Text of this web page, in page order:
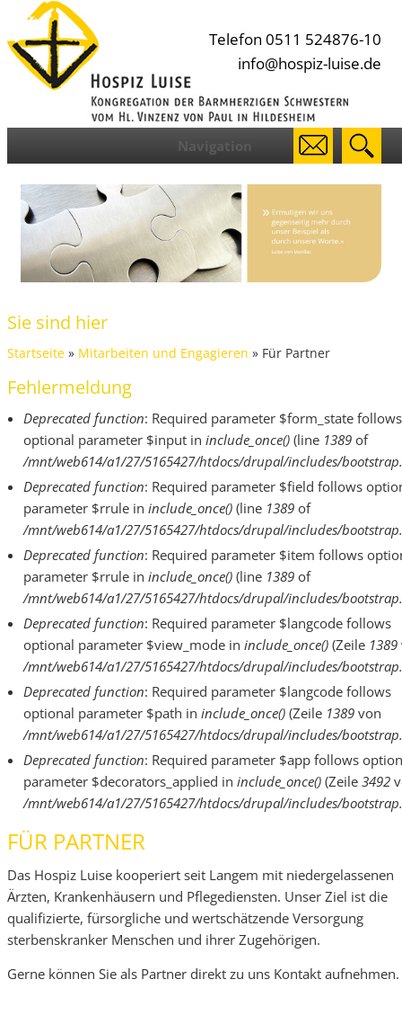
Navigation
Telefon 0511 524876-10
info@hospiz-luise.de
Sie sind hier
Startseite» Mitarbeiten und Engagieren » Für Partner
Fehlermeldung
Deprecated function: Required parameter $form_state follows
optional parameter $input in include_once()(line 1389of
/mnt/web614/a1/27/5165427/htdocs/drupal/includes/
Deprecated function: Required parameter $field follows
parameter $rrule in include_once()(line 1389of
/mnt/web614/a1/27/5165427/htdocs/drupal/includes/
Deprecated function: Required parameter $item follows
parameter $rrule in include_once()(line 1389of
/mnt/web614/a1/27/5165427/htdocs/drupal/includes/
Deprecated function: Required parameter $langcode follows
optional parameter $view_mode in include_once()(Zeile 1389
/mnt/web614/a1/27/5165427/htdocs/drupal/includes/
Deprecated function: Required parameter $langcode follows
optional parameter $path in include_once()(Zeile 1389von
/mnt/web614/a1/27/5165427/htdocs/drupal/includes/
Deprecated function: Required parameter $app follows
parameter $decorators_applied in include_once()(Zeile 3492
/mnt/web614/a1/27/5165427/htdocs/drupal/includes/
FÜR PARTNER
Das Hospiz Luise kooperiert seit Langem mit niedergelassenen
Ärzten, Krankenhäusern und Pflegediensten. Unser Ziel ist die
qualifizierte, fürsorgliche und wertschätzende Versorgung
sterbenskranker Menschen und ihrer Zugehörigen.
Gerne können Sie als Partner direkt zu uns Kontakt aufnehmen.